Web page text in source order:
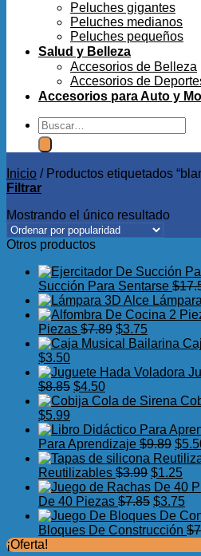
Peluches gigantes
Peluches medianos
Peluches pequeños
Salud y Belleza
Accesorios de Belleza
Accesorios de
Accesorios para Auto y
Buscar
por:
Inicio /Productos etiquetados
Filtrar
Mostrando el único resultado
Otros productos
Succión Para Sentarse $
Piezas $7.89 El
precio
era:
$3.75El
precio
es:
El
precio
original
era:
$7.75.
$3.50El
precio
actual
es:
$8.85 El
precio
era:
$8.85.
$4.50El
precio
es:
$4.50.
El
precio
original
era:
$9.75.
$5.99
precio
actual
es:
$5.99.
Para Aprendizaje $9.89 El
era:
$
Reutilizables $3.99 El
precio
original
era:
$3.99.
$1.25El
es:
De 40 Piezas $7.85 El
precio
original
$3.75El
Bloques De Construcción $
¡Oferta!